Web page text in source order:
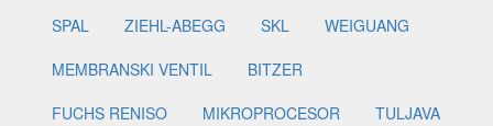
SPAL
ZIEHL-ABEGG SKL
WEIGUANG
MEMBRANSKI VENTIL
BITZER
FUCHS RENISO
MIKROPROCESOR
TULJAVA